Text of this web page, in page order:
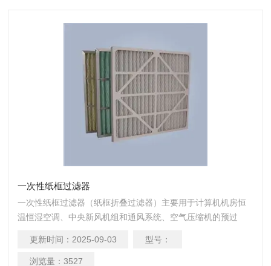
一次性纸框过滤器
一次性纸框过滤器（纸框折叠过滤器）主要用于计算机机房恒
温恒湿空调、中央新风机组和通风系统、空气压缩机的预过
径粉尘颗粒。
更新时间： 2025-09-03 型号：
浏览量： 3527